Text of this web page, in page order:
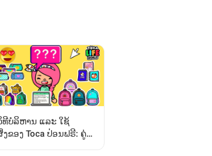
ທີບໍລິຫານ ແລະ ໃຊ້
ງຂອງ Toca ປ່ອນຟຣີ: ຄູ່ມື